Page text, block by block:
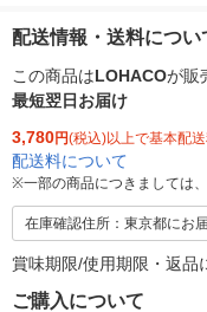
配送情報・送料につい
この商品はLOHACOが販
最短翌日お届け
3,780円(税込)以上で基本配
配送料について
※一部の商品につきましては
在庫確認住所：東京都にお
賞味期限/使用期限・返品
ご購入について